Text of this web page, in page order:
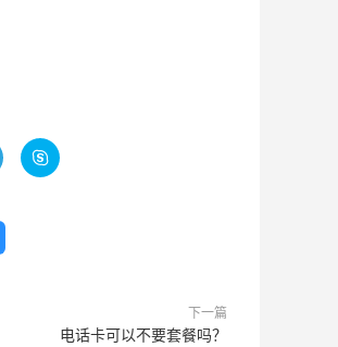

下一篇
电话卡可以不要套餐吗？